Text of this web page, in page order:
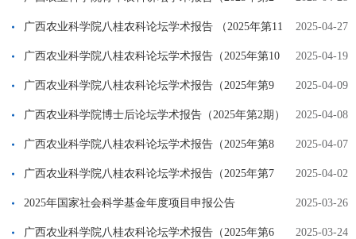
期） 2025-04-27
广西农业科学院八桂农科论坛学术报告 （2025年第11
期） 2025-04-19
广西农业科学院八桂农科论坛学术报告（2025年第10
期） 2025-04-09
广西农业科学院八桂农科论坛学术报告（2025年第9
期） 2025-04-08
广西农业科学院博士后论坛学术报告（2025年第2期）
2025-04-07
广西农业科学院八桂农科论坛学术报告（2025年第8
期） 2025-04-02
广西农业科学院八桂农科论坛学术报告（2025年第7
期） 2025-03-26
2025年国家社会科学基金年度项目申报公告
2025-03-24
广西农业科学院八桂农科论坛学术报告（2025年第6